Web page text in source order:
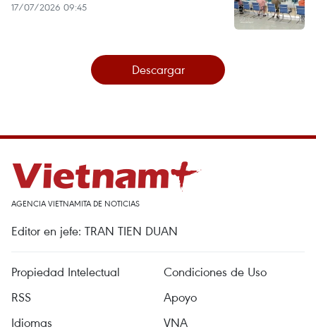
17/07/2026 09:45
Descargar
AGENCIA VIETNAMITA DE NOTICIAS
Editor en jefe: TRAN TIEN DUAN
Propiedad Intelectual
Condiciones de Uso
RSS
Apoyo
Idiomas
VNA